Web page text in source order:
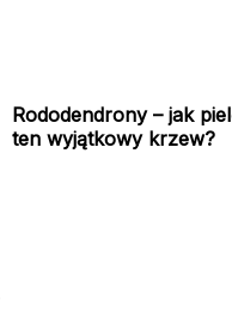
Rododendrony – jak
ten wyjątkowy krzew?